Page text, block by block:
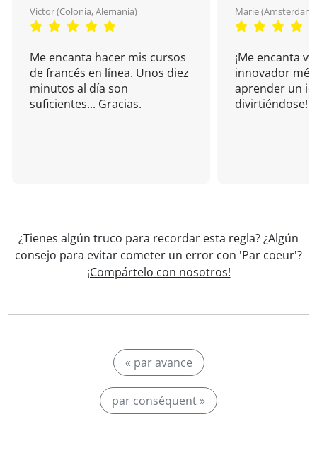
Victor (Colonia, Alemania)
Me encanta hacer mis cursos
de francés en línea. Unos diez
minutos al día son
suficientes... Gracias.
Marie (Amsterdam,
¡Me encanta
innovador
aprender un
divirtiéndose!
¿Tienes algún truco para recordar esta regla? ¿Algún
consejo para evitar cometer un error con 'Par coeur'?
¡Compártelo con nosotros!
« par avance
par conséquent »